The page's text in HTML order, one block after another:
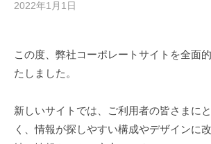
2022年1月1日
a
-
この度、弊社コーポレートサイトを全面
たしました。
新しいサイトでは、ご利用者の皆さまに
く、情報が探しやすい構成やデザインに